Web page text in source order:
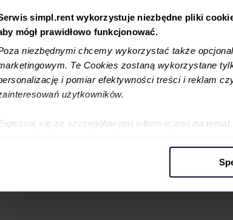
simpl.rent wykorzystuje niezbędne pliki
mógł prawidłowo funkcjonować.
niezbędnymi chcemy wykorzystać także
Te Cookies zostaną wykorzystane
i pomiar efektywności treści i reklam
użytkowników.
się ze szczegółowymi informacjami na